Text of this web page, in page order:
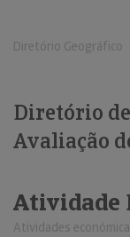
Diretório Geográfico
Diretório
Avaliação
Atividade
Atividades